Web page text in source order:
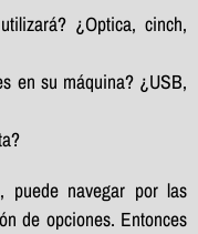
¿Optica, cinch,
en su máquina? ¿USB,
puede navegar por las
de opciones. Entonces